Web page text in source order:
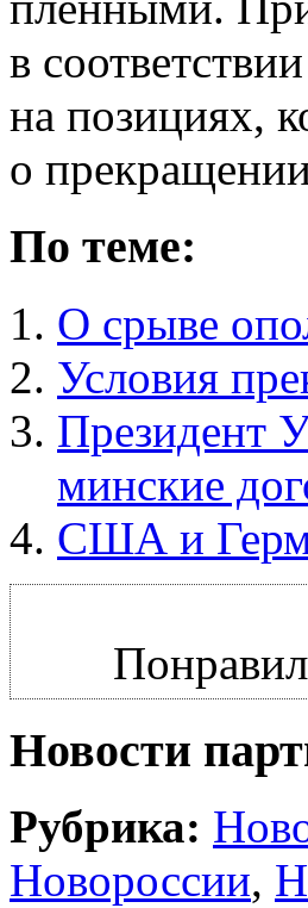
в
на позициях,
о
По теме:
О срыве
Условия
Президент
минские
США и
Новости
Рубрика:
Новороссии,